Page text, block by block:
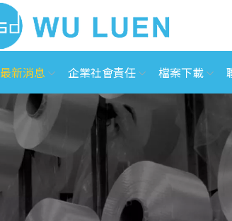
最新消息 企業社會責任 檔案下載